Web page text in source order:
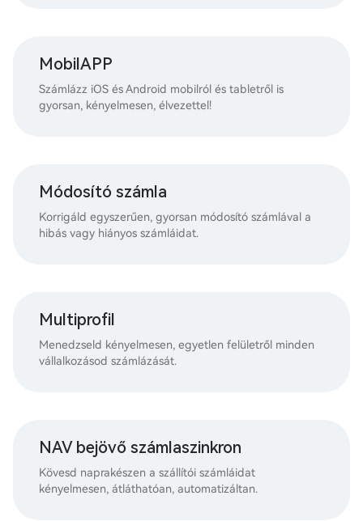
MobilAPP
Számlázz iOS és Android mobilról és tabletről is
gyorsan, kényelmesen, élvezettel!
Módosító számla
Korrigáld egyszerűen, gyorsan módosító számlával a
hibás vagy hiányos számláidat.
Multiprofil
Menedzseld kényelmesen, egyetlen felületről minden
vállalkozásod számlázását.
NAV bejövő számlaszinkron
Kövesd naprakészen a szállítói számláidat
kényelmesen, átláthatóan, automatizáltan.